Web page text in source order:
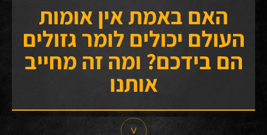
האם באמת אין אומות
העולם יכולים לומר גזולים
הם בידכם? ומה זה מחייב
אותנו